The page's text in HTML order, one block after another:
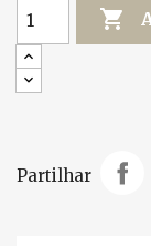

Partilhar